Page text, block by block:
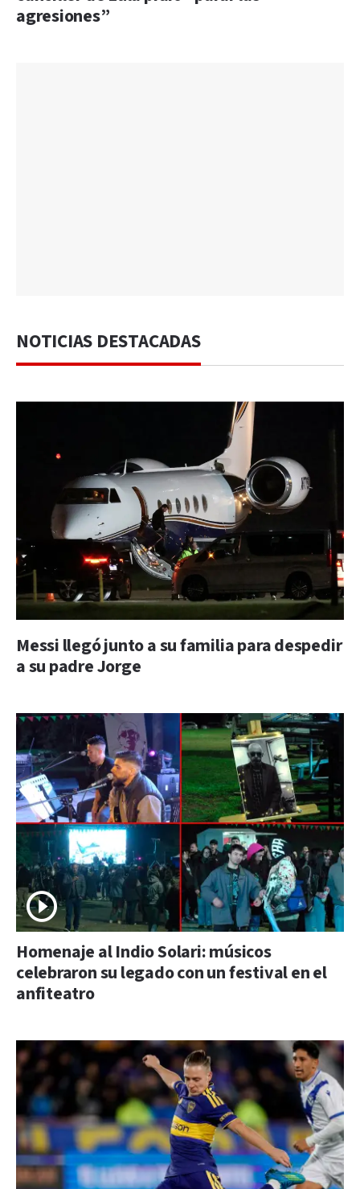
agresiones”
NOTICIAS DESTACADAS
Messi llegó junto a su familia para despedir
a su padre Jorge
Homenaje al Indio Solari: músicos
celebraron su legado con un festival en el
anfiteatro